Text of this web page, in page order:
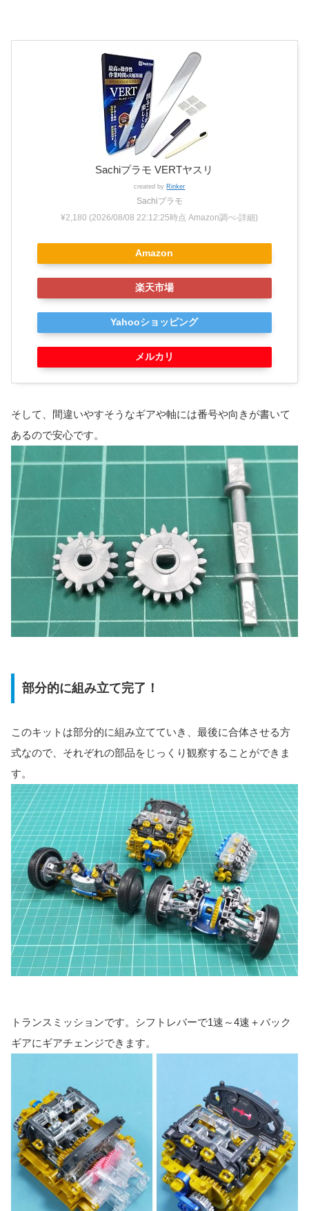
Sachiプラモ VERTヤスリ
created by Rinker
Sachiプラモ
¥2,180 (2026/08/08 22:12:25時点 Amazon調べ-詳細)
Amazon
楽天市場
Yahooショッピング
メルカリ
そして、間違いやすそうなギアや軸には番号や向きが書いて
あるので安心です。
部分的に組み立て完了！
このキットは部分的に組み立てていき、最後に合体させる方
式なので、それぞれの部品をじっくり観察することができま
す。
トランスミッションです。シフトレバーで1速～4速＋バック
ギアにギアチェンジできます。